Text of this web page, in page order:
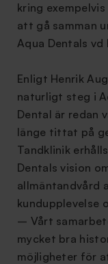
kring
att gå samman
Aqua Dentals vd
Enligt Henrik
naturligt steg i
Dental är redan
länge tittat på
Tandklinik
Dentals vision
allmäntandvård
kundupplevelse
– Vårt
mycket bra
möjligheter för